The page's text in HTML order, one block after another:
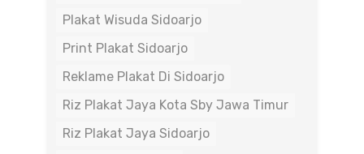
Plakat Wisuda Sidoarjo
Print Plakat Sidoarjo
Reklame Plakat Di Sidoarjo
Riz Plakat Jaya Kota Sby Jawa Timur
Riz Plakat Jaya Sidoarjo